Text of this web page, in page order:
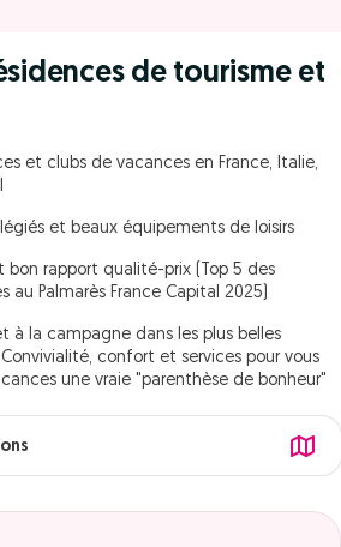
de tourisme et
et clubs de vacances en France, Italie,
et beaux équipements de loisirs
rapport qualité-prix (Top 5 des
au Palmarès France Capital 2025)
à la campagne dans les plus belles
confort et services pour vous
une vraie "parenthèse de bonheur"